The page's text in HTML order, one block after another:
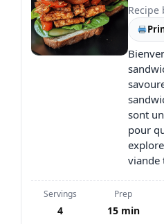
Recipe
sont
pour
Servings
4
Prep
15 min